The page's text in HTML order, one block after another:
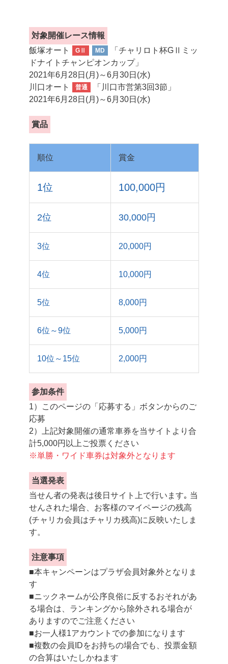
対象開催レース情報
飯塚オート
GⅡ MD
「チャリロト杯GⅡミッ
ドナイトチャンピオンカップ」
2021年6月28日(月)～6月30日(水)
川口オート
普通
「川口市営第3回3節」
2021年6月28日(月)～6月30日(水)
賞品
順位 賞金
1位 100,000円
2位 30,000円
3位 20,000円
4位 10,000円
5位 8,000円
6位～9位 5,000円
10位～15位 2,000円
参加条件
1）このページの「応募する」ボタンからのご
応募
2）上記対象開催の通常車券を当サイトより合
計5,000円以上ご投票ください
※単勝・ワイド車券は対象外となります
当選発表
当せん者の発表は後日サイト上で行います｡ 当
せんされた場合、お客様のマイページの残高
(チャリカ会員はチャリカ残高)に反映いたしま
す。
注意事項
■本キャンペーンはプラザ会員対象外となりま
す
■ニックネームが公序良俗に反するおそれがあ
る場合は、ランキングから除外される場合が
ありますのでご注意ください
■お一人様1アカウントでの参加になります
■複数の会員IDをお持ちの場合でも、投票金額
の合算はいたしかねます